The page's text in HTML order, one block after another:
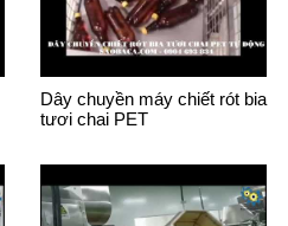
Dây chuyền máy chiết rót bia
tươi chai PET